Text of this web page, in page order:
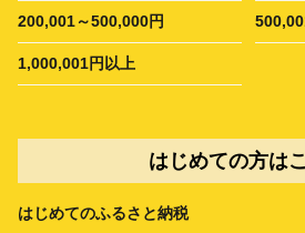
200,001～500,000円
1,000,001円以上
はじめての方は
はじめてのふるさと納税